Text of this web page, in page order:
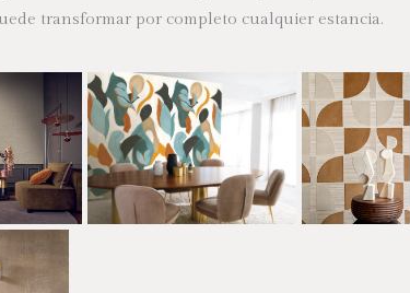
transformar por completo cualquier estancia.